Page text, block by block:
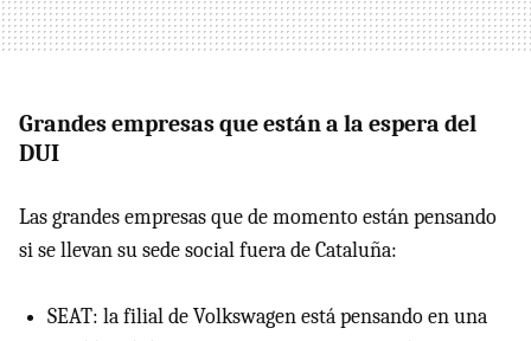
Grandes empresas que están a la espera del
DUI
Las grandes empresas que de momento están pensando
si se llevan su sede social fuera de Cataluña:
SEAT: la filial de Volkswagen está pensando en una